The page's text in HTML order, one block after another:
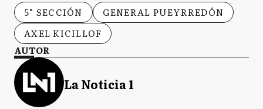
5° SECCIÓN
GENERAL PUEYRREDÓN
AXEL KICILLOF
AUTOR
La Noticia 1